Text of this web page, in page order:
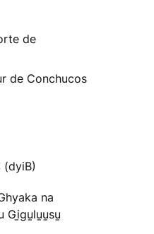
de
de Conchucos
(dyiB)
na
Gi̱gu̱lu̱u̱su̱